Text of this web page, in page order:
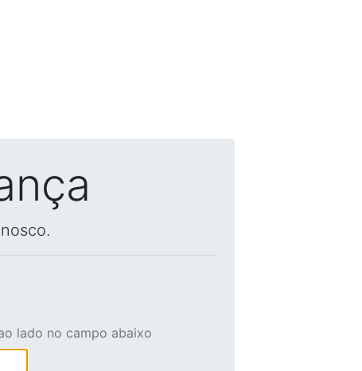
lado no campo abaixo